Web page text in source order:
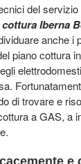
del servizio
Iberna
anche i
piano cottura
di trovare e
a GAS, a
e